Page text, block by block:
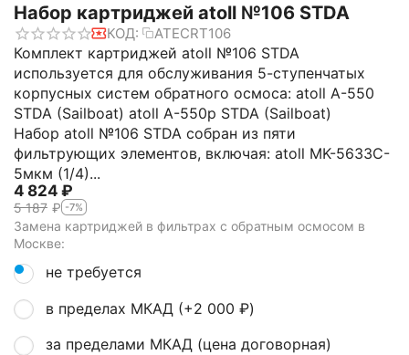
Набор картриджей atoll №106 STDA
КОД: ATECRT106
Комплект картриджей atoll №106 STDA
используется для обслуживания 5-ступенчатых
корпусных систем обратного осмоса: atoll A-550
STDA (Sailboat) atoll A-550p STDA (Sailboat)
Набор atoll №106 STDA собран из пяти
фильтрующих элементов, включая: atoll MK-5633C-
5мкм (1/4)...
4 824 ₽
5 187 ₽ -7%
Замена картриджей в фильтрах с обратным осмосом в
Москве:
не требуется
в пределах МКАД (+2 000 ₽)
за пределами МКАД (цена договорная)